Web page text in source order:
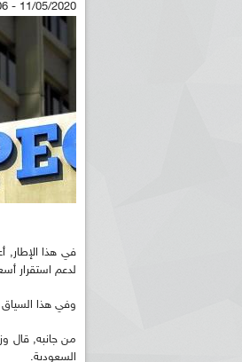
11/05/2020 - 17:06
في هذا الإطار,
لدعم استقرار
وفي هذا
السعودية.